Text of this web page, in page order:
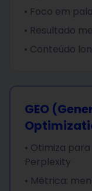
• Foco em
• Resultado
• Conteúdo
GEO
• Otimiza
Perplexity
• Métrica: